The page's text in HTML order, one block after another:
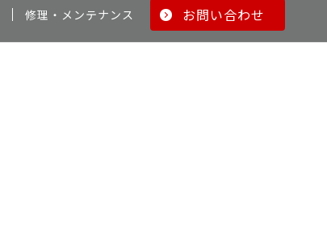
y
修理・メンテナンス お問い合わせ